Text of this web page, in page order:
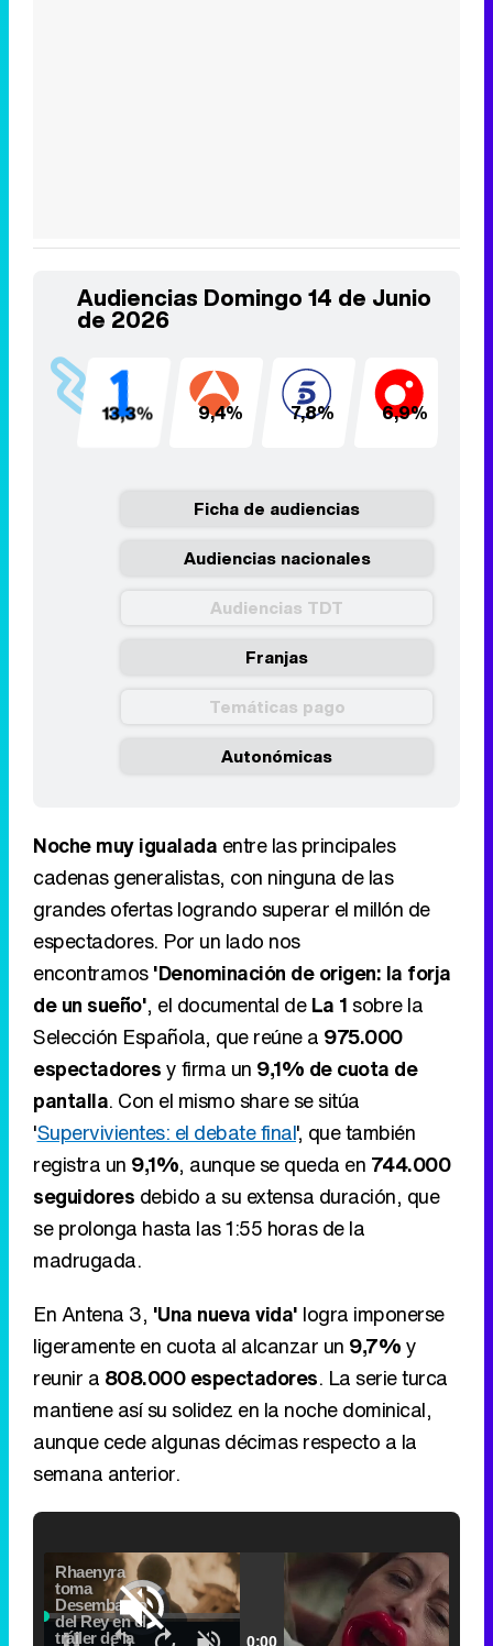
Audiencias Domingo 14 de Junio
de 2026
13,3% 9,4% 7,8% 6,9%
Ficha de audiencias
Audiencias nacionales
Audiencias TDT
Franjas
Temáticas pago
Autonómicas
Noche muy igualada entre las principales
cadenas generalistas, con ninguna de las
grandes ofertas logrando superar el millón de
espectadores. Por un lado nos
encontramos'Denominación de origen: la forja
de un sueño', el documental deLa 1 sobre la
Selección Española, que reúne a 975.000
espectadoresy firma un 9,1% de cuota de
pantalla. Con el mismo share se sitúa
'Supervivientes: el debate final', que también
registra un 9,1%, aunque se queda en 744.000
seguidores debido a su extensa duración, que
se prolonga hasta las 1:55 horas de la
madrugada.
En Antena 3, 'Una nueva vida' logra imponerse
ligeramente en cuota al alcanzar un 9,7%y
reunir a 808.000 espectadores. La serie turca
mantiene así su solidez en la noche dominical,
aunque cede algunas décimas respecto a la
semana anterior.
Video
Player
is
loading.
Current
0:00 / Duration
2:24
Loaded:
0.00%
Remaining
2:24
Fullscreen